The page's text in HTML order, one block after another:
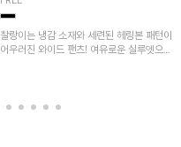
찰랑이는 냉감 소재와 세련된 헤링본 패턴이
어우러진 와이드 팬츠! 여유로운 실루엣으로